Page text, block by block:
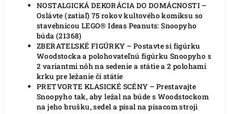
NOSTALGICKÁ DEKORÁCIA DO DOMÁCNOSTI –
Oslávte (zatiaľ) 75 rokov kultového komiksu so
stavebnicou LEGO® Ideas Peanuts: Snoopyho
búda (21368)
ZBERATEĽSKÉ FIGÚRKY – Postavte si figúrku
Woodstocka a polohovateľnú figúrku Snoopyho s
2 variantmi nôh na sedenie a státie a 2 polohami
krku pre ležanie či státie
PRETVORTE KLASICKÉ SCÉNY – Prestavajte
Snoopyho tak, aby ležal na búde s Woodstockom
na jeho brušku, sedel a písal na písacom stroji